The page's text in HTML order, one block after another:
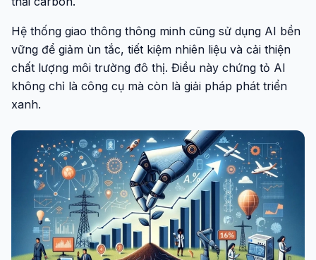
Hệ thống giao thông thông minh cũng sử dụng AI bền
vững để giảm ùn tắc, tiết kiệm nhiên liệu và cải thiện
chất lượng môi trường đô thị. Điều này chứng tỏ AI
không chỉ là công cụ mà còn là giải pháp phát triển
xanh.